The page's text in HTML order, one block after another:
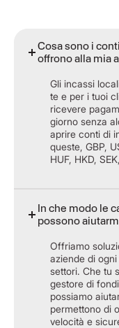
Cosa sono i
offrono alla mia
Gli incassi
te e per i tuoi
ricevere
giorno senza
aprire conti di
queste, GBP,
HUF, HKD,
In che modo le
possono
Offriamo
aziende di
settori. Che tu
gestore di
possiamo
permettono di
velocità e